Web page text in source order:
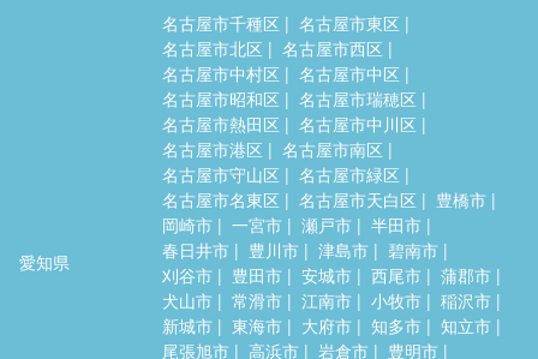
愛知県
名古屋市千種区
名古屋市東区
名古屋市北区
名古屋市西区
名古屋市中村区
名古屋市中区
名古屋市昭和区
名古屋市瑞穂区
名古屋市熱田区
名古屋市中川区
名古屋市港区
名古屋市南区
名古屋市守山区
名古屋市緑区
名古屋市名東区
名古屋市天白区
豊橋市
岡崎市
一宮市 瀬戸市
半田市
春日井市
豊川市 津島市
碧南市
刈谷市
豊田市 安城市 西尾市
蒲郡市
犬山市
常滑市 江南市 小牧市
稲沢市
新城市
東海市 大府市 知多市
知立市
尾張旭市
高浜市 岩倉市
豊明市